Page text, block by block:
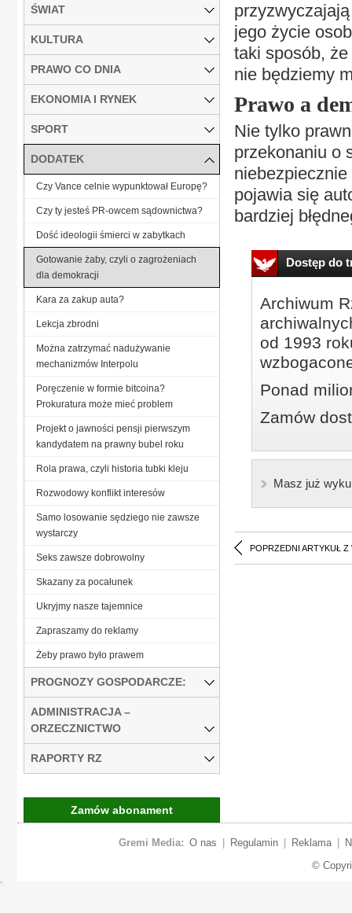
jego życie
taki sposób,
nie będziemy
Prawo a
Nie tylko
przekonaniu o
pojawia się
bardziej
Dostęp do
Archiwum
od 1993
Ponad
Zamów
Masz już
POPRZEDNI ARTYKUŁ Z
ŚWIAT
KULTURA
PRAWO CO DNIA
EKONOMIA I RYNEK
SPORT
DODATEK
Czy Vance celnie wypunktował Europę?
Czy ty jesteś PR-owcem sądownictwa?
Dość ideologii śmierci w zabytkach
Gotowanie żaby, czyli o zagrożeniach
dla demokracji
Kara za zakup auta?
Lekcja zbrodni
Można zatrzymać nadużywanie
mechanizmów Interpolu
Poręczenie w formie bitcoina?
Prokuratura może mieć problem
Projekt o jawności pensji pierwszym
kandydatem na prawny bubel roku
Rola prawa, czyli historia tubki kleju
Rozwodowy konflikt interesów
Samo losowanie sędziego nie zawsze
wystarczy
Seks zawsze dobrowolny
Skazany za pocałunek
Ukryjmy nasze tajemnice
Zapraszamy do reklamy
Żeby prawo było prawem
PROGNOZY GOSPODARCZE:
ADMINISTRACJA –
ORZECZNICTWO
RAPORTY RZ
Zamów abonament
Gremi Media: O nas Regulamin Reklama
©